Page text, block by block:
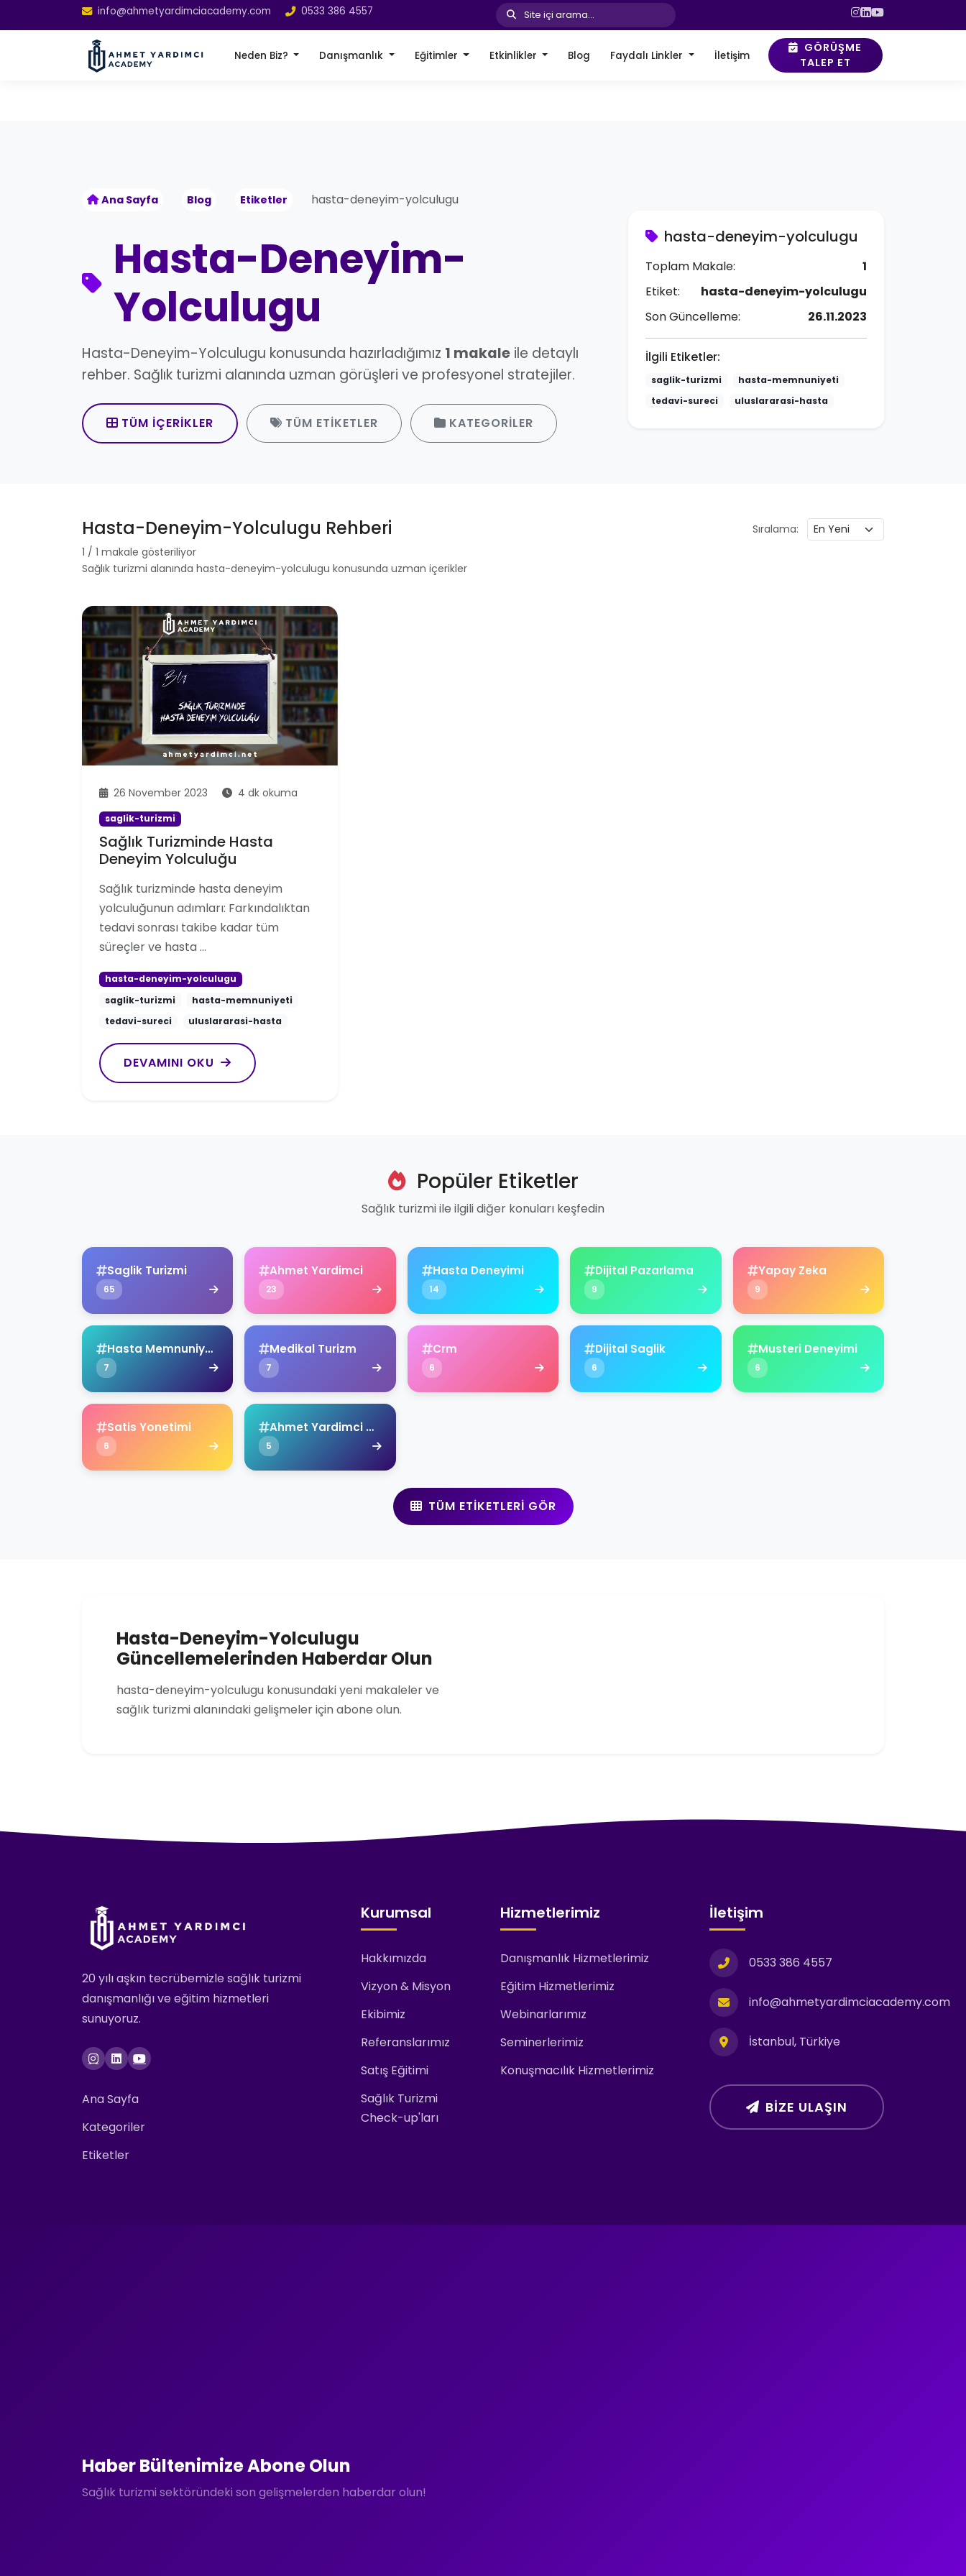
info@ahmetyardimciacademy.com 0533 386 4557 Site içi arama...
Neden Biz? Danışmanlık Eğitimler Etkinlikler Blog Faydalı Linkler İletişim
GÖRÜŞME
TALEP ET
Ana Sayfa Blog Etiketler hasta-deneyim-yolculugu
Hasta-Deneyim-
Yolculugu
Hasta-Deneyim-Yolculugu konusunda hazırladığımız 1 makale ile detaylı
rehber. Sağlık turizmi alanında uzman görüşleri ve profesyonel stratejiler.
TÜM İÇERIKLER TÜM ETIKETLER KATEGORILER
hasta-deneyim-yolculugu
Toplam Makale:
1
Etiket:
hasta-deneyim-yolculugu
Son Güncelleme:
26.11.2023
İlgili Etiketler:
saglik-turizmi
hasta-memnuniyeti
tedavi-sureci
uluslararasi-hasta
Hasta-Deneyim-Yolculugu Rehberi
1 / 1 makale gösteriliyor
Sağlık turizmi alanında hasta-deneyim-yolculugu konusunda uzman içerikler
Sıralama:
26 November 2023 4 dk okuma
saglik-turizmi
Sağlık Turizminde Hasta
Deneyim Yolculuğu
Sağlık turizminde hasta deneyim
yolculuğunun adımları: Farkındalıktan
tedavi sonrası takibe kadar tüm
süreçler ve hasta …
hasta-deneyim-yolculugu
saglik-turizmi
hasta-memnuniyeti
tedavi-sureci
uluslararasi-hasta
DEVAMINI OKU
Popüler Etiketler
Sağlık turizmi ile ilgili diğer konuları keşfedin
Saglik Turizmi
65
Ahmet Yardimci
23
Hasta Deneyimi
14
Dijital Pazarlama
9
Yapay Zeka
9
Hasta Memnuniyeti
7
Medikal Turizm
7
Crm
6
Dijital Saglik
6
Musteri Deneyimi
6
Satis Yonetimi
6
Ahmet Yardimci Academy
5
TÜM ETIKETLERI GÖR
Hasta-Deneyim-Yolculugu
Güncellemelerinden Haberdar Olun
hasta-deneyim-yolculugu konusundaki yeni makaleler ve
sağlık turizmi alanındaki gelişmeler için abone olun.
20 yılı aşkın tecrübemizle sağlık turizmi
danışmanlığı ve eğitim hizmetleri
sunuyoruz.
Ana Sayfa
Kategoriler
Etiketler
Kurumsal
Hakkımızda
Vizyon & Misyon
Ekibimiz
Referanslarımız
Satış Eğitimi
Sağlık Turizmi
Check-up'ları
Hizmetlerimiz
Danışmanlık Hizmetlerimiz
Eğitim Hizmetlerimiz
Webinarlarımız
Seminerlerimiz
Konuşmacılık Hizmetlerimiz
İletişim
0533 386 4557
info@ahmetyardimciacademy.com
İstanbul, Türkiye
BIZE ULAŞIN
Haber Bültenimize Abone Olun
Sağlık turizmi sektöründeki son gelişmelerden haberdar olun!